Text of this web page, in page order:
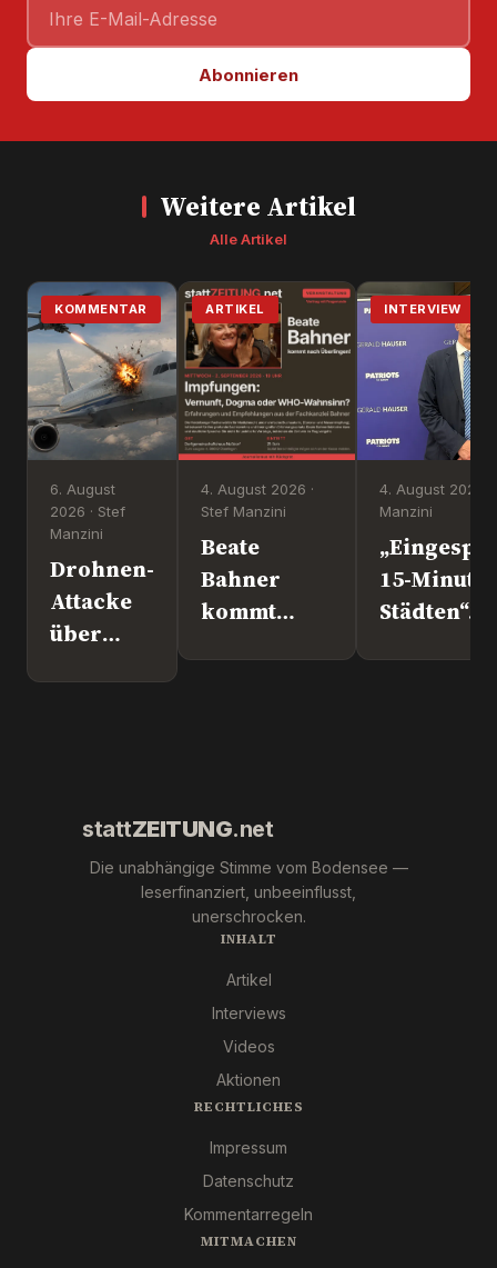
Abonnieren
Weitere Artikel
Alle Artikel
KOMMENTAR
6. August
2026 · Stef
Manzini
Drohnen-
Attacke
über
ARTIKEL
4. August 2026 ·
Stef Manzini
Beate
Bahner
kommt
INTERVIEW
4. August 2026 ·
Manzini
15-
Städten“.
stattZEITUNG.net
Die unabhängige Stimme vom Bodensee —
leserfinanziert, unbeeinflusst,
unerschrocken.
INHALT
Artikel
Interviews
Videos
Aktionen
RECHTLICHES
Impressum
Datenschutz
Kommentarregeln
MITMACHEN